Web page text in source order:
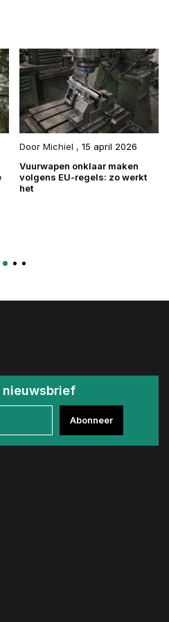
Door Michiel , 15 april 2026
Vuurwapen onklaar maken
volgens EU-regels: zo werkt
het
Abonneer